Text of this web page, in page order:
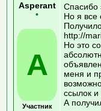
Asperant
•
A
Участник
Спасибо
Но я все
http://
Но это
меня и
ссылок и
А